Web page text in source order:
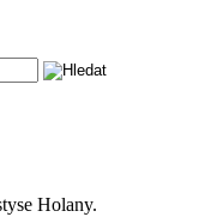
Holany.